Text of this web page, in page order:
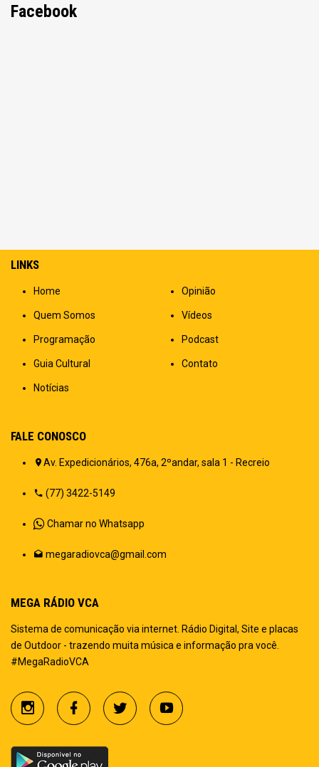
Facebook
LINKS
Home
Quem Somos
Programação
Guia Cultural
Notícias
Opinião
Vídeos
Podcast
Contato
FALE CONOSCO
Av. Expedicionários, 476a, 2ºandar, sala 1 - Recreio
(77) 3422-5149
Chamar no Whatsapp
megaradiovca@gmail.com
MEGA RÁDIO VCA
Sistema de comunicação via internet. Rádio Digital, Site e placas
de Outdoor - trazendo muita música e informação pra você.
#MegaRadioVCA